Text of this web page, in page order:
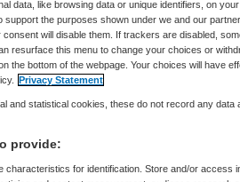
2019,16:32 112 keer gelezen
data, like browsing data or unique identifiers, on your
support the purposes shown under we and our
will disable them. If trackers are disabled,
resurface this menu to change your choices or
the bottom of the webpage. Your choices will have
Privacy Statement
and statistical cookies, these do not record any data
provide:
for identification. Store and/or access